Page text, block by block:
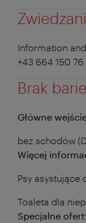
Information
+43 664 150 76
Brak
Główne
bez schodów
Więcej
Psy asystujące
Toaleta dla
Specjalne